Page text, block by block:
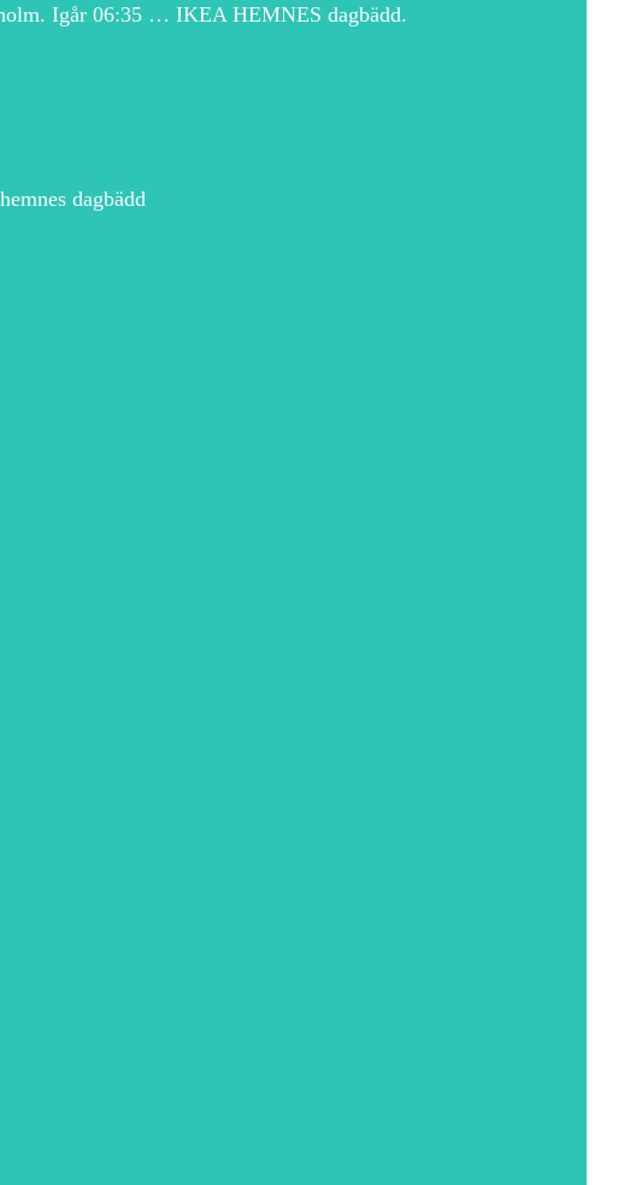
Igår 06:35 … IKEA HEMNES dagbädd.
dagbädd